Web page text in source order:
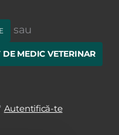
sau
MEDIC VETERINAR
Autentifică-te